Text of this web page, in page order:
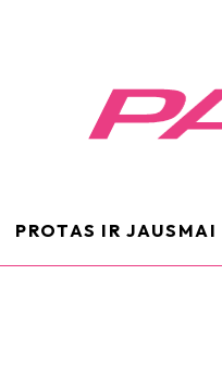
PROTAS IR JAUSMAI